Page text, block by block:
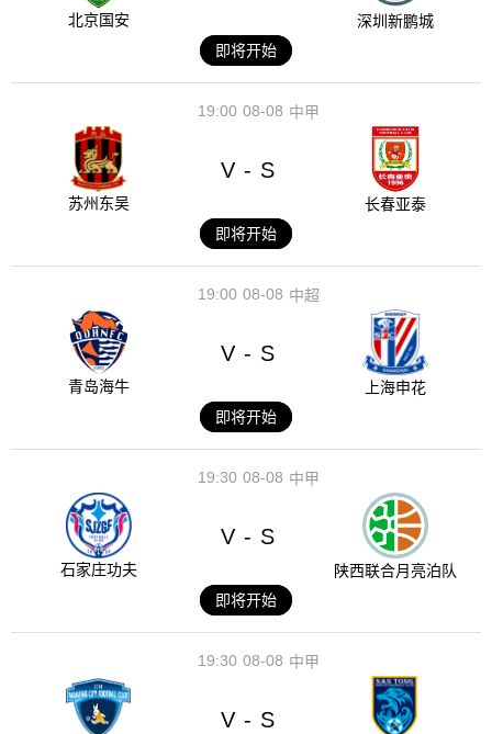
北京国安
深圳新鹏城
即将开始
08-08
19:00 中甲
苏州东吴
V - S
长春亚泰
即将开始
08-08
19:00 中超
青岛海牛
V - S
上海申花
即将开始
08-08
19:30 中甲
石家庄功夫
V - S
陕西联合月亮泊队
即将开始
08-08
19:30 中甲
V - S